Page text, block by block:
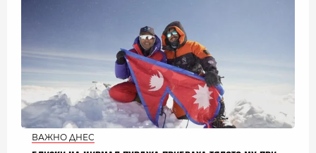
ВАЖНО ДНЕС